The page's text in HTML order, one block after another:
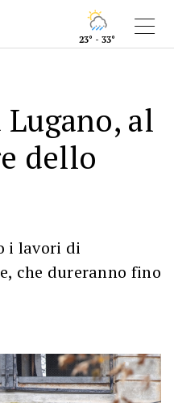
23° - 33°
al
dello
i lavori di
che dureranno fino